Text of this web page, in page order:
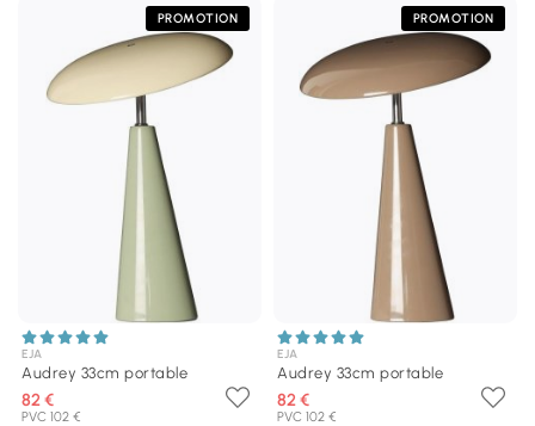
PROMOTION
EJA
Audrey 33cm portable
82 €
PVC 102 €
PROMOTION
EJA
Audrey 33cm portable
82 €
PVC 102 €